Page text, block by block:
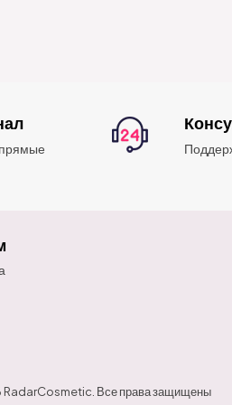
Все права защищены